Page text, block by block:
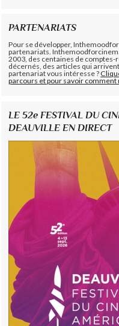
PARTENARIATS
Pour se développer,
partenariats.
2003, des centaines de
décernés, des articles qui
partenariat vous intéresse ?
parcours et pour savoir comment
LE 52e FESTIVAL DU
DEAUVILLE EN DIRECT